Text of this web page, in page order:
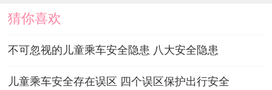
猜你喜欢
不可忽视的儿童乘车安全隐患 八大安全隐患
儿童乘车安全存在误区 四个误区保护出行安全